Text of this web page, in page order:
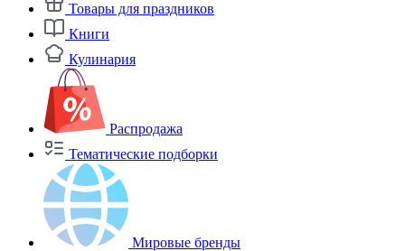
Товары для праздников
Книги
Кулинария
Распродажа
Тематические подборки
Мировые бренды